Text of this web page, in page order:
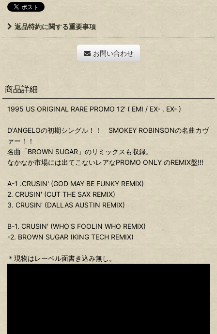
返品特約に関する重要事項
お問い合わせ
商品詳細
1995 US ORIGINAL RARE PROMO 12' ( EMI / EX- . EX- )
D'ANGELOの初期シングル！！ SMOKEY ROBINSONの名曲カヴ
ァー！！
名曲「BROWN SUGAR」のリミックスも収録。
なかなか市場には出てこないレアなPROMO ONLY のREMIX盤!!!
A-1 .CRUSIN' (GOD MAY BE FUNKY REMIX)
2. CRUSIN' (CUT THE SAX REMIX)
3. CRUSIN' (DALLAS AUSTIN REMIX)
B-1. CRUSIN' (WHO'S FOOLIN WHO REMIX)
-2. BROWN SUGAR (KING TECH REMIX)
＊現物はレーベル面書き込み無し。